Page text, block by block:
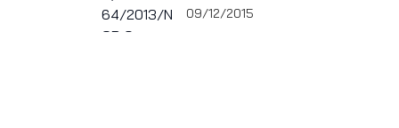
09/12/2015